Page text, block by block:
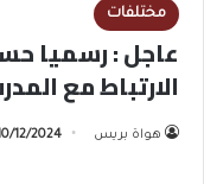
مختلفات
عاجل : رسميا
الارتباط مع
هواة بريس 12/2024